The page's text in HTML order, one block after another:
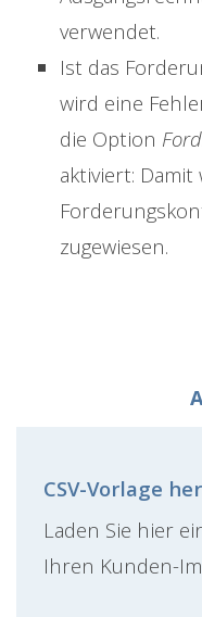
verwendet.
Ist das
wird eine
die Option
aktiviert:
zugewiesen.
CSV-Vorlage
Laden Sie hier
Ihren Kunden-